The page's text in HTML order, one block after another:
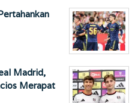
Madrid,
Merapat